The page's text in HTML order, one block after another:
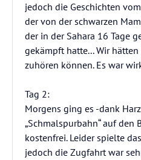
jedoch die Geschichten
der von der schwarzen
der in der Sahara 16 Tage
gekämpft hatte... Wir
zuhören können. Es war
Tag 2:
Morgens ging es -dank
„Schmalspurbahn“ auf den
kostenfrei. Leider spielte
jedoch die Zugfahrt war